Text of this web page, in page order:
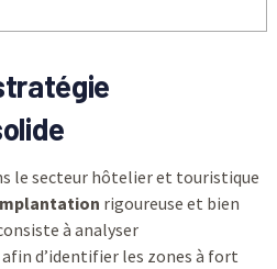
le secteur hôtelier et touristique
rigoureuse et bien
à analyser
d’identifier les zones à fort